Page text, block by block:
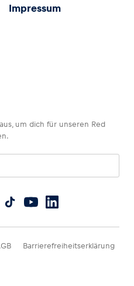
Impressum
um dich für unseren Red
Barrierefreiheitserklärung